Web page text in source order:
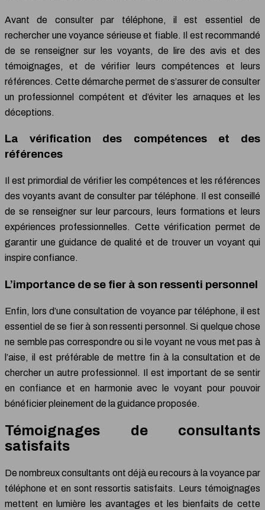
Avant de consulter par téléphone, il est essentiel de
rechercher une voyance sérieuse et fiable. Il est recommandé
de se renseigner sur les voyants, de lire des avis et des
témoignages, et de vérifier leurs compétences et leurs
références. Cette démarche permet de s’assurer de consulter
un professionnel compétent et d’éviter les arnaques et les
déceptions.
La vérification des compétences et des
références
Il est primordial de vérifier les compétences et les références
des voyants avant de consulter par téléphone. Il est conseillé
de se renseigner sur leur parcours, leurs formations et leurs
expériences professionnelles. Cette vérification permet de
garantir une guidance de qualité et de trouver un voyant qui
inspire confiance.
L’importance de se fier à son ressenti personnel
Enfin, lors d’une consultation de voyance par téléphone, il est
essentiel de se fier à son ressenti personnel. Si quelque chose
ne semble pas correspondre ou si le voyant ne vous met pas à
l’aise, il est préférable de mettre fin à la consultation et de
chercher un autre professionnel. Il est important de se sentir
en confiance et en harmonie avec le voyant pour pouvoir
bénéficier pleinement de la guidance proposée.
Témoignages de consultants
satisfaits
De nombreux consultants ont déjà eu recours à la voyance par
téléphone et en sont ressortis satisfaits. Leurs témoignages
mettent en lumière les avantages et les bienfaits de cette